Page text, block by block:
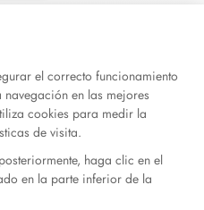
George Town, Islas
Consentimiento:
el correcto funcionamiento
en las mejores
cookies para medir la
de visita.
haga clic en el
en la parte inferior de la